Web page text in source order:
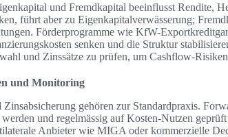
und Fremdkapital beeinflusst Rendite,
führt aber zu Eigenkapitalverwässerung;
Förderprogramme wie KfW-
senken und die Struktur
und Zinssätze zu prüfen, um Cashflow-
und Monitoring
gehören zur Standardpraxis.
und regelmässig auf Kosten-Nutzen
Anbieter wie MIGA oder kommerzielle